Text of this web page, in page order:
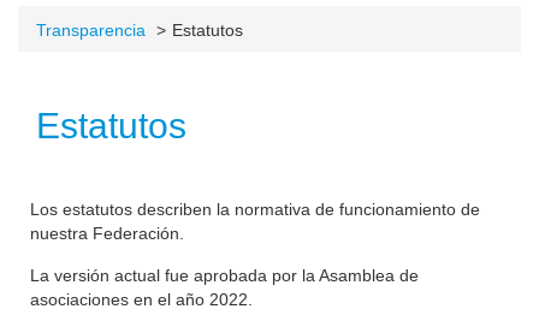
Transparencia Estatutos
Estatutos
Los estatutos describen la normativa de funcionamiento de
nuestra Federación.
La versión actual fue aprobada por la Asamblea de
asociaciones en el año 2022.